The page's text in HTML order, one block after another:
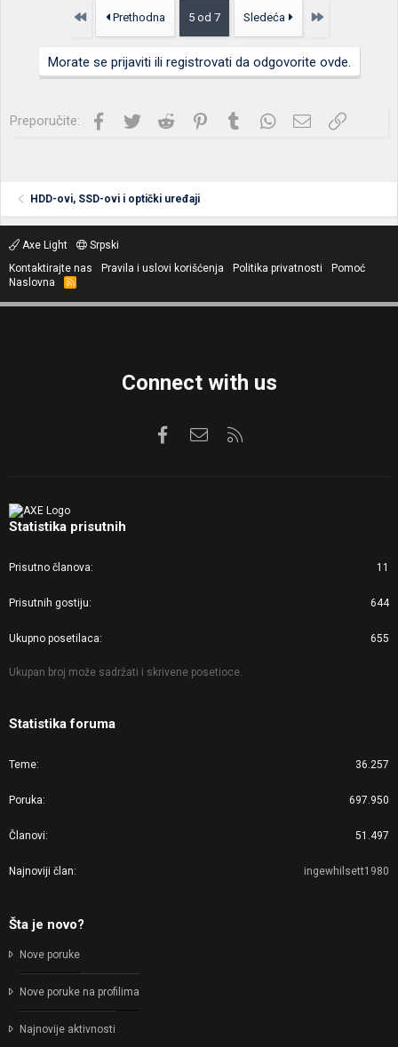
Prvo Prethodna 5 od 7 Sledeća Poslednja
Morate se prijaviti ili registrovati da odgovorite ovde.
Preporučite: Facebook
Twitter Reddit PinterestTumblrWhatsApp
Imejl Link
HDD-ovi, SSD-ovi i optički uređaji
Axe Light
Srpski
Kontaktirajte nas
Pravila i uslovi korišćenja Politika privatnosti
Pomoć
Naslovna
R
S
Connect with us
FacebookKontaktirajte nas
Statistika prisutnih
Prisutno članova 11
Prisutnih gostiju 644
Ukupno posetilaca 655
Ukupan broj može sadržati i skrivene posetioce.
Statistika foruma
Teme 36.257
Poruka 697.950
Članovi 51.497
Najnoviji član ingewhilsett1980
Šta je novo?
Nove poruke
Nove poruke na profilima
Najnovije aktivnosti